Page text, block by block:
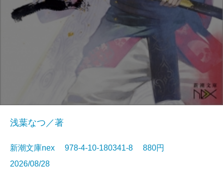
浅葉なつ／著
新潮文庫nex 978-4-10-180341-8 880円
2026/08/28